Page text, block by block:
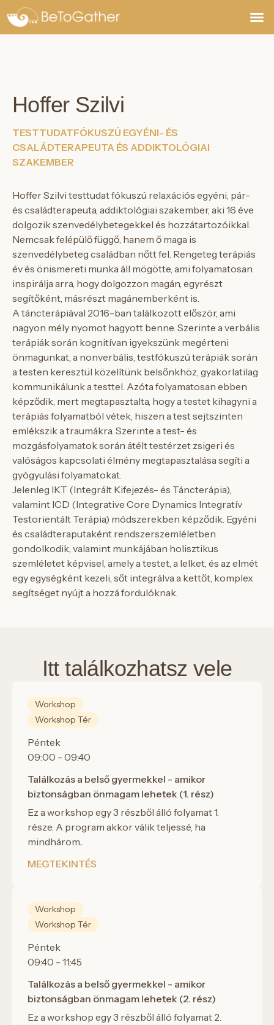
Hoffer Szilvi
TESTTUDATFÓKUSZÚ EGYÉNI- ÉS
CSALÁDTERAPEUTA ÉS ADDIKTOLÓGIAI
SZAKEMBER
Hoffer Szilvi testtudat fókuszú relaxációs egyéni, pár-
és családterapeuta, addiktológiai szakember, aki 16 éve
dolgozik szenvedélybetegekkel és hozzátartozóikkal.
Nemcsak felépülő függő, hanem ő maga is
szenvedélybeteg családban nőtt fel. Rengeteg terápiás
év és önismereti munka áll mögötte, ami folyamatosan
inspirálja arra, hogy dolgozzon magán, egyrészt
segítőként, másrészt magánemberként is.
A táncterápiával 2016-ban találkozott először, ami
nagyon mély nyomot hagyott benne. Szerinte a verbális
terápiák során kognitívan igyekszünk megérteni
önmagunkat, a nonverbális, testfókuszú terápiák során
a testen keresztül közelítünk belsőnkhöz, gyakorlatilag
kommunikálunk a testtel. Azóta folyamatosan ebben
képződik, mert megtapasztalta, hogy a testet kihagyni a
terápiás folyamatból vétek, hiszen a test sejtszinten
emlékszik a traumákra. Szerinte a test- és
mozgásfolyamatok során átélt testérzet zsigeri és
valóságos kapcsolati élmény megtapasztalása segíti a
gyógyulási folyamatokat.
Jelenleg IKT (Integrált Kifejezés- és Táncterápia),
valamint ICD (Integrative Core Dynamics Integratív
Testorientált Terápia) módszerekben képződik. Egyéni
és családteraputaként rendszerszemléletben
gondolkodik, valamint munkájában holisztikus
szemléletet képvisel, amely a testet, a lelket, és az elmét
egy egységként kezeli, sőt integrálva a kettőt, komplex
segítséget nyújt a hozzá fordulóknak.
Itt találkozhatsz vele
Workshop
Workshop Tér
Péntek
09:00 - 09:40
Találkozás a belső gyermekkel - amikor
biztonságban önmagam lehetek (1. rész)
Ez a workshop egy 3 részből álló folyamat 1.
része. A program akkor válik teljessé, ha
mindhárom...
MEGTEKINTÉS
Workshop
Workshop Tér
Péntek
09:40 - 11:45
Találkozás a belső gyermekkel - amikor
biztonságban önmagam lehetek (2. rész)
Ez a workshop egy 3 részből álló folyamat 2.